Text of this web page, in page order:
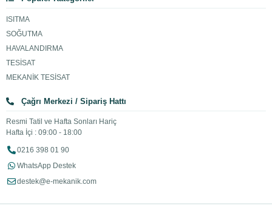
ISITMA
SOĞUTMA
HAVALANDIRMA
TESİSAT
MEKANİK TESİSAT
Çağrı Merkezi / Sipariş Hattı
Resmi Tatil ve Hafta Sonları Hariç
Hafta İçi : 09:00 - 18:00
0216 398 01 90
WhatsApp Destek
destek@e-mekanik.com